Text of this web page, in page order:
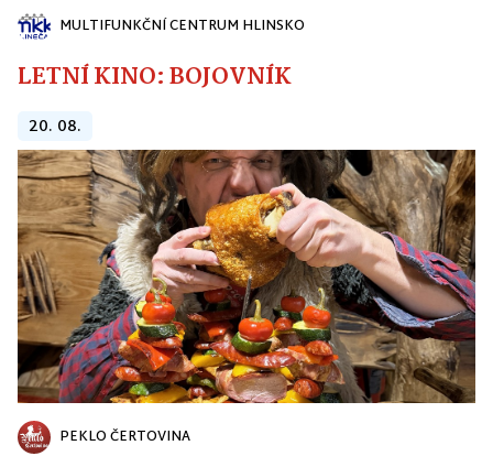
MULTIFUNKČNÍ CENTRUM HLINSKO
LETNÍ KINO: BOJOVNÍK
20. 08.
PEKLO ČERTOVINA